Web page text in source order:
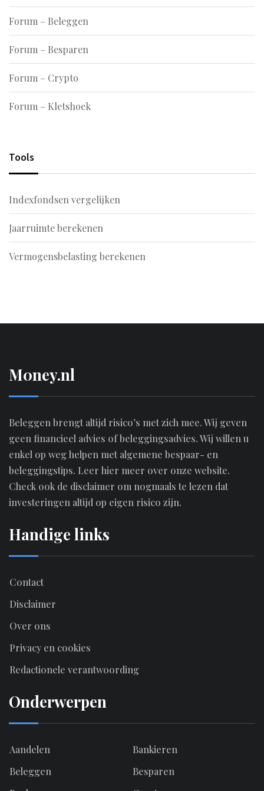
Forum – Beleggen
Forum – Besparen
Forum – Crypto
Forum – Kletshoek
Tools
Indexfondsen vergelijken
Jaarruimte berekenen
Vermogensbelasting berekenen
M0ney.nl
Beleggen brengt altijd risico’s met zich mee. Wij geven
geen financieel advies of beleggingsadvies. Wij willen u
enkel op weg helpen met algemene bespaar- en
beleggingstips. Leer hier meer over onze website.
Check ook de disclaimer om nogmaals te lezen dat
investeringen altijd op eigen risico zijn.
Handige links
Contact
Disclaimer
Over ons
Privacy en cookies
Redactionele verantwoording
Onderwerpen
Aandelen
Bankieren
Beleggen
Besparen